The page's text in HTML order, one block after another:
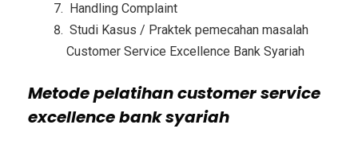
Handling Complaint
Studi Kasus / Praktek pemecahan masalah
Customer Service Excellence Bank Syariah
Metodepelatihan customer service
excellence bank syariah